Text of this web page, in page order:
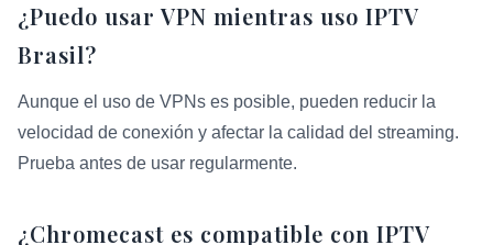
¿Puedo usar VPN mientras uso IPTV
Brasil?
Aunque el uso de VPNs es posible, pueden reducir la
velocidad de conexión y afectar la calidad del streaming.
Prueba antes de usar regularmente.
¿Chromecast es compatible con IPTV